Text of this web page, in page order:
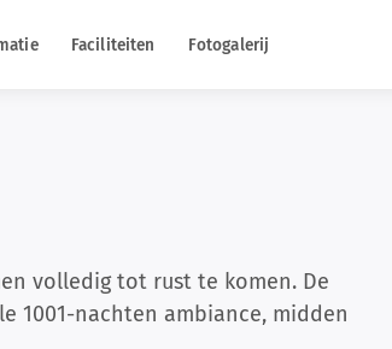
Faciliteiten Fotogalerij
volledig tot rust te komen. De
1001-nachten ambiance, midden